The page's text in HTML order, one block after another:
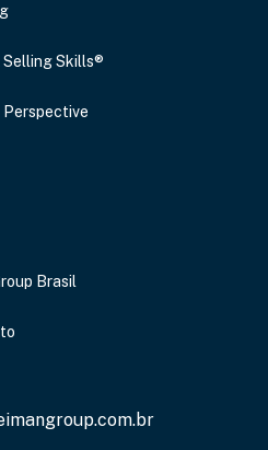
Skills®
Brasil